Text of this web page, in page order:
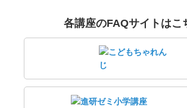
各講座のFAQサイトはこ